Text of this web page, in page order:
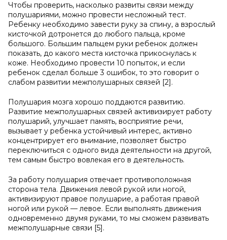
Чтобы проверить, насколько развиты связи между
полушариями, можно провести несложный тест.
Ребенку необходимо завести руку за спину, а взрослый
кисточкой дотронется до любого пальца, кроме
большого. Большим пальцем руки ребенок должен
показать, до какого места кисточка прикоснулась к
коже. Необходимо провести 10 попыток, и если
ребенок сделал больше 3 ошибок, то это говорит о
слабом развитии межполушарных связей [2].
Полушария мозга хорошо поддаются развитию.
Развитие межполушарных связей активизирует работу
полушарий, улучшает память, восприятие речи,
вызывает у ребенка устойчивый интерес, активно
концентрирует его внимание, позволяет быстро
переключиться с одного вида деятельности на другой,
тем самым быстро вовлекая его в деятельность.
За работу полушария отвечает противоположная
сторона тела. Движения левой рукой или ногой,
активизируют правое полушарие, а работая правой
ногой или рукой — левое. Если выполнять движения
одновременно двумя руками, то мы сможем развивать
межполушарные связи [5].